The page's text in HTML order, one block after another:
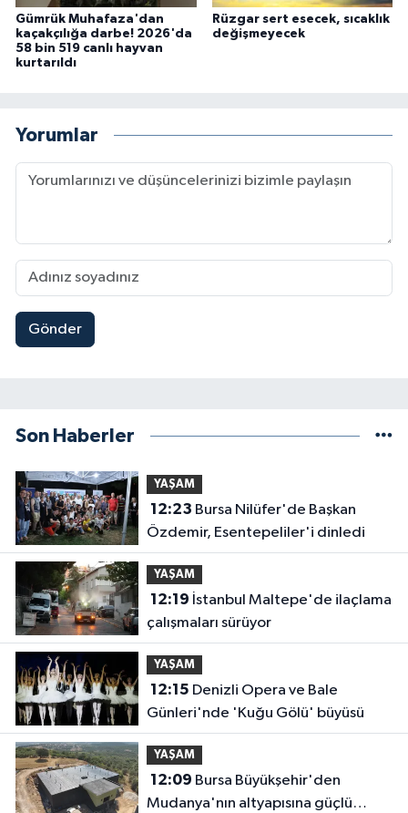
Gümrük Muhafaza'dan
kaçakçılığa darbe! 2026'da
58 bin 519 canlı hayvan
kurtarıldı
Rüzgar sert esecek, sıcaklık
değişmeyecek
Yorumlar
Gönder
Son Haberler
YAŞAM
12:23
Özdemir, Esentepeliler'i dinledi
YAŞAM
12:19
çalışmaları sürüyor
YAŞAM
12:15
Günleri'nde 'Kuğu Gölü' büyüsü
YAŞAM
12:09
Mudanya'nın altyapısına güçlü